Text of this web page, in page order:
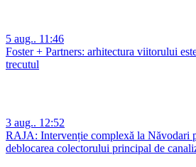
5 aug.. 11:46
Foster + Partners: arhitectura viitorului
trecutul
3 aug.. 12:52
RAJA: Intervenție complexă la Năvodari
deblocarea colectorului principal de